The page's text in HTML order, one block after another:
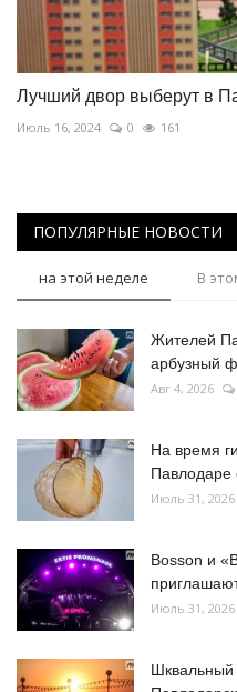
Лучший двор выберут в
Июль 16, 2024 0 161
ПОПУЛЯРНЫЕ НОВОСТИ
на этой неделе В
Жителей
арбузный
Авг 4, 2026
На время
Павлодаре
Июль 31, 2026
Bosson и
Июль 31, 2026
Шквальный